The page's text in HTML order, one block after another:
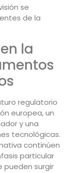
se
de la
la
regulatorio
europea, un
y una
tecnológicas.
continúen
particular
pueden surgir